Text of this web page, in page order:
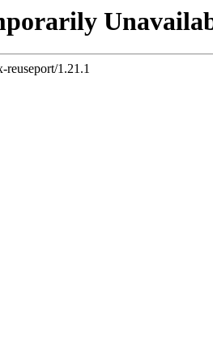
reuseport/1.21.1